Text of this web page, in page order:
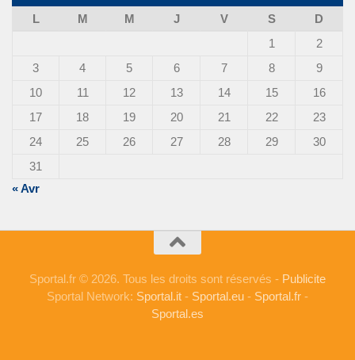
L
M M J V S
D
1
2
3
4 5 6 7 8
9
10
11 12 13 14 15
16
17
18 19 20 21 22
23
24
25 26 27 28 29
30
31
« Avr
Sportal.fr © 2026. Tous les droits sont réservés - Publicite
Sportal Network: Sportal.it - Sportal.eu - Sportal.fr -
Sportal.es